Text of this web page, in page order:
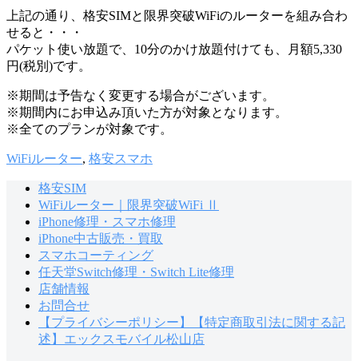
上記の通り、格安SIMと限界突破WiFiのルーターを組み合わ
せると・・・
パケット使い放題で、10分のかけ放題付けても、月額5,330
円(税別)です。
※期間は予告なく変更する場合がございます。
※期間内にお申込み頂いた方が対象となります。
※全てのプランが対象です。
WiFiルーター, 格安スマホ
格安SIM
WiFiルーター｜限界突破WiFi Ⅱ
iPhone修理・スマホ修理
iPhone中古販売・買取
スマホコーティング
任天堂Switch修理・Switch Lite修理
店舗情報
お問合せ
【プライバシーポリシー】【特定商取引法に関する記
述】エックスモバイル松山店